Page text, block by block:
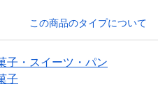
この商品のタイプについて
子・スイーツ・パン
子